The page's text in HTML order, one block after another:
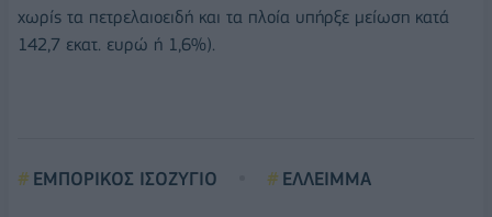
χωρίς τα πετρελαιοειδή και τα πλοία υπήρξε μείωση κατά
142,7 εκατ. ευρώ ή 1,6%).
ΕΜΠΟΡΙΚΟΣ ΙΣΟΖΥΓΙΟ ΕΛΛΕΙΜΜΑ